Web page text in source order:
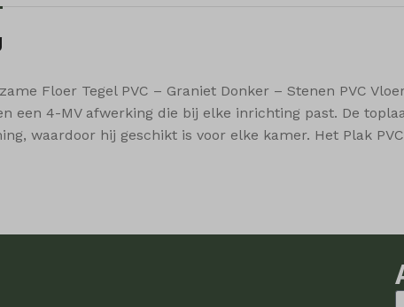
Floer Tegel PVC – Graniet Donker – Stenen PVC
een 4-MV afwerking die bij elke inrichting past. De
waardoor hij geschikt is voor elke kamer. Het Plak
wishlist_cleared_time
woodmart_compare_list